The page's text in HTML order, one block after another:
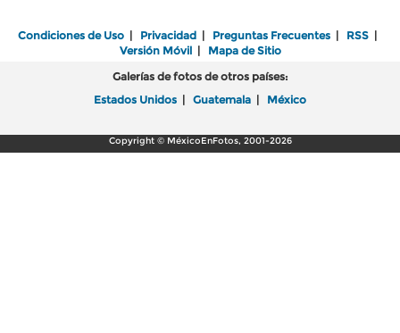
Condiciones de Uso | Privacidad | Preguntas Frecuentes | RSS |
Versión Móvil| Mapa de Sitio
Galerías de fotos de otros países:
Estados Unidos | Guatemala | México
Copyright © MéxicoEnFotos, 2001-2026